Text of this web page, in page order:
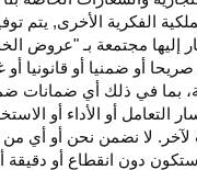
الفكرية الأخرى, يتم
إليها مجتمعة بـ
صريحا أو ضمنيا أو قانونيا
في ذلك أي ضمانات ضمنية
أو الأداء أو
لا نضمن نحن أو أي من
دون انقطاع أو دقيقة